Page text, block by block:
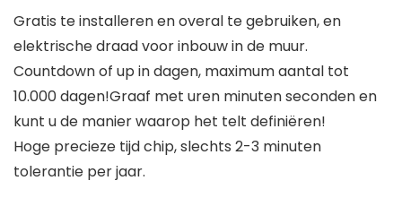
Gratis te installeren en overal te gebruiken, en
elektrische draad voor inbouw in de muur.
Countdown of up in dagen, maximum aantal tot
10.000 dagen!Graaf met uren minuten seconden en
kunt u de manier waarop het telt definiëren!
Hoge precieze tijd chip, slechts 2-3 minuten
tolerantie per jaar.